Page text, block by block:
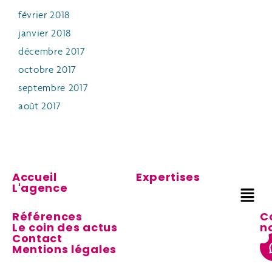
février 2018
janvier 2018
décembre 2017
octobre 2017
septembre 2017
août 2017
Accueil
L'agence
Expertises
Références
Le coin des actus
Contact
Mentions légales